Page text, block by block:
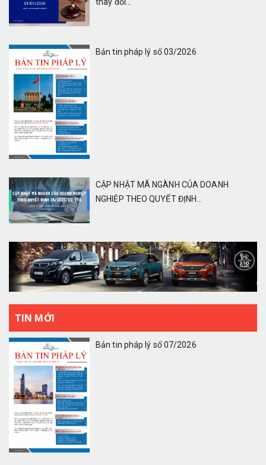
thay đổi...
Bản tin pháp lý số 03/2026
CẬP NHẬT MÃ NGÀNH CỦA DOANH
NGHIỆP THEO QUYẾT ĐỊNH...
TIN MỚI
Bản tin pháp lý số 07/2026